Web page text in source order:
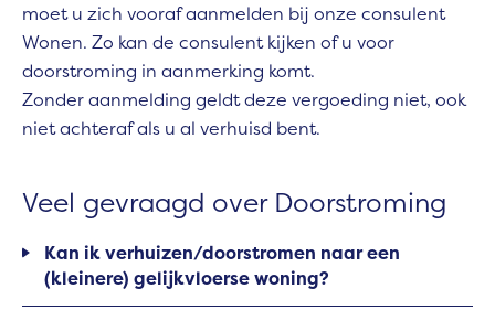
moet u zich vooraf aanmelden bij onze consulent
Wonen. Zo kan de consulent kijken of u voor
doorstroming in aanmerking komt.
Zonder aanmelding geldt deze vergoeding niet, ook
niet achteraf als u al verhuisd bent.
Veel gevraagd over Doorstroming
Kan ik verhuizen/doorstromen naar een
(kleinere) gelijkvloerse woning?